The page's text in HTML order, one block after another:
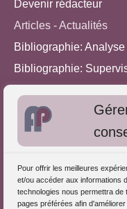
Pour offrir les meilleures
et/ou accéder aux informations
technologies nous permettra
pages préférées afin
Devenir rédacteur
Articles - Actualités
Bibliographie:
Bibliographie:
Approches de
S'inscrire dans
Publiez vos formations